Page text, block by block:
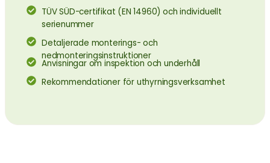
TÜV SÜD-certifikat (EN 14960) och individuellt
serienummer
Detaljerade monterings- och
nedmonteringsinstruktioner
Anvisningar om inspektion och underhåll
Rekommendationer för uthyrningsverksamhet